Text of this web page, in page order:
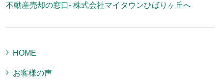
不動産売却の窓口- 株式会社マイタウンひばりヶ丘へ
HOME
お客様の声